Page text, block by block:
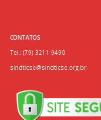
CONTATOS
Tel.: (79) 3211-9490
sindticse@sindticse.org.br